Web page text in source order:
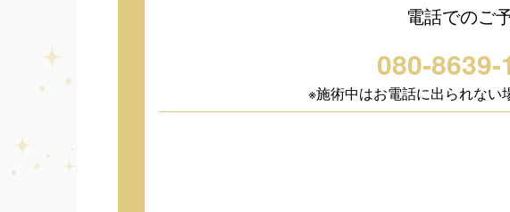
電話でのご
080-8639-
※施術中はお電話に出られない